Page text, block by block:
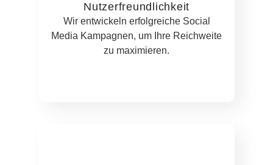
Nutzerfreundlichkeit
Wir entwickeln erfolgreiche Social
Media Kampagnen, um Ihre Reichweite
zu maximieren.